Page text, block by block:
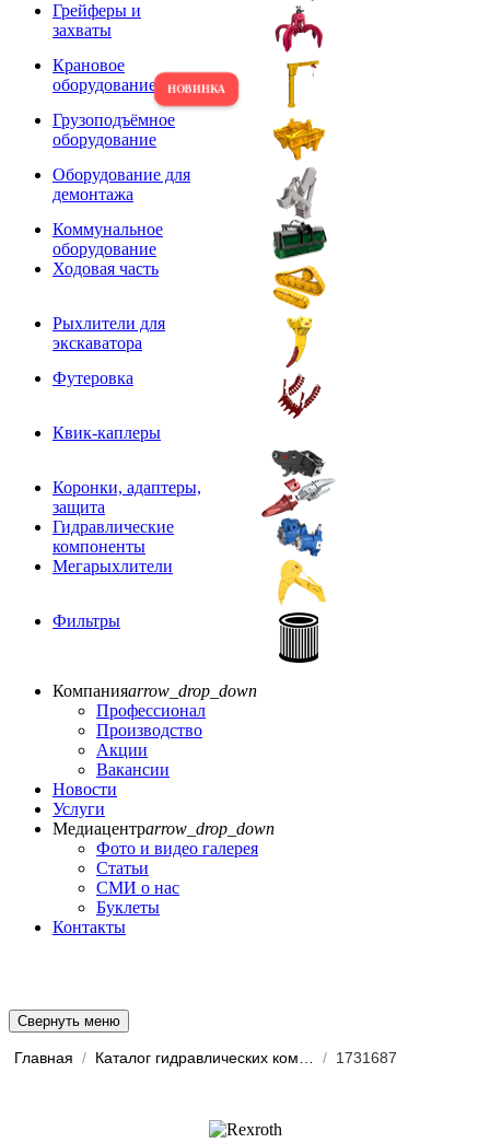
Грейферы и
захваты
Крановое
оборудование
Грузоподъёмное
оборудование
Оборудование для
демонтажа
Коммунальное
оборудование
Ходовая часть
Рыхлители для
экскаватора
Футеровка
Квик-каплеры
Коронки, адаптеры,
защита
Гидравлические
компоненты
Мегарыхлители
Фильтры
Компанияarrow_drop_down
Профессионал
Производство
Акции
Вакансии
Новости
Услуги
Медиацентрarrow_drop_down
Фото и видео галерея
Статьи
СМИ о нас
Буклеты
Контакты
Свернуть меню
Главная / / 1731687